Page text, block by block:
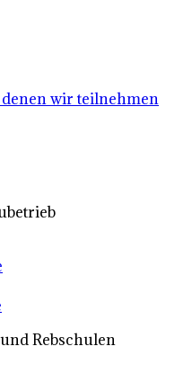
wir teilnehmen
Rebschulen